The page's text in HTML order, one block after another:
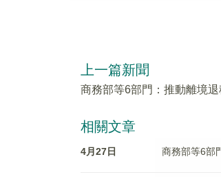
上一篇新聞
商務部等6部門：推動離境
相關文章
4月27日 商務部等6部